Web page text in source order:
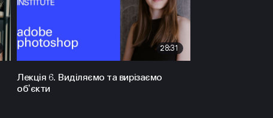
28:31
Лекція 6. Виділяємо та вирізаємо
обʼєкти